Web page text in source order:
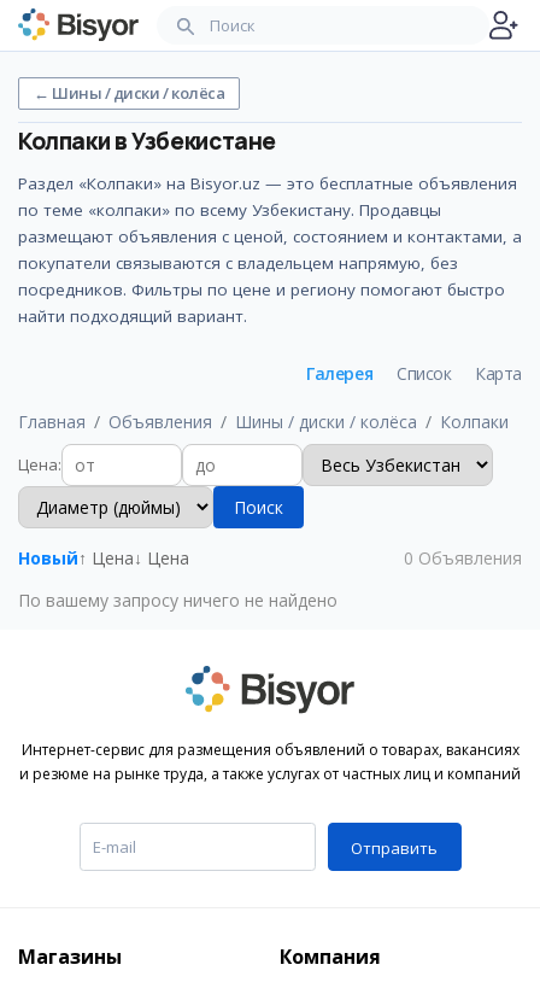
← Шины / диски / колёса
Колпакив Узбекистане
Раздел «Колпаки» на Bisyor.uz — это бесплатные объявления
по теме «колпаки» по всему Узбекистану. Продавцы
размещают объявления с ценой, состоянием и контактами, а
покупатели связываются с владельцем напрямую, без
посредников. Фильтры по цене и региону помогают быстро
найти подходящий вариант.
Главная Объявления Шины / диски / колёса Колпаки
Галерея Список Карта
Цена:
Поиск
Новый↑ Цена↓ Цена 0 Объявления
По вашему запросу ничего не найдено
Интернет-сервис для размещения объявлений о товарах, вакансиях
и резюме на рынке труда, а также услугах от частных лиц и компаний
Отправить
Магазины Компания